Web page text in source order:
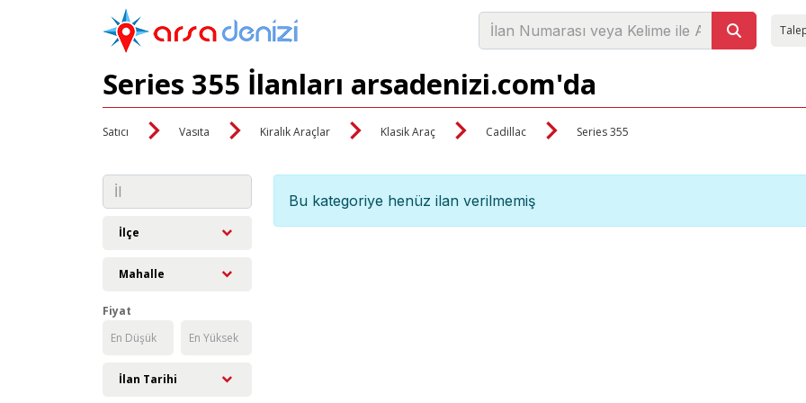
Series 355 İlanları arsadenizi.com'da
Satıcı Vasıta Kiralık Araçlar Klasik Araç Cadillac Series 355
İlçe
Mahalle
Fiyat
İlan Tarihi
Bu kategoriye henüz ilan verilmemiş